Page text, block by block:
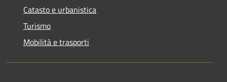
Catasto e urbanistica
Turismo
Mobilità e trasporti